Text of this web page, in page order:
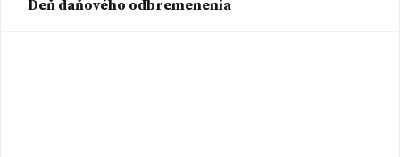
Deň daňového odbremenenia